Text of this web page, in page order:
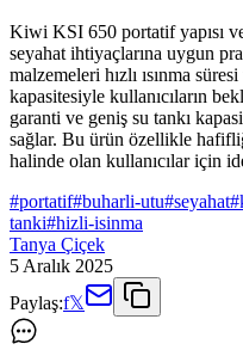
Kiwi KSI 650 portatif yapısı
seyahat ihtiyaçlarına uygun
malzemeleri hızlı ısınma
kapasitesiyle kullanıcıların
garanti ve geniş su tankı
sağlar. Bu ürün özellikle
halinde olan kullanıcılar için
#portatif#buharli-utu#seyahat#
tanki#hizli-isinma
Tanya Çiçek
5 Aralık 2025
Paylaş:f𝕏